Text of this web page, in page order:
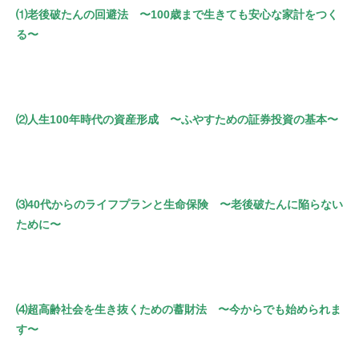
⑴老後破たんの回避法 〜100歳まで生きても安心な家計をつく
る〜
⑵人生100年時代の資産形成 〜ふやすための証券投資の基本〜
⑶40代からのライフプランと生命保険 〜老後破たんに陥らない
ために〜
⑷超高齢社会を生き抜くための蓄財法 〜今からでも始められま
す〜